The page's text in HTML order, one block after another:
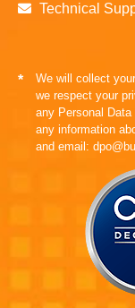
Technical
*
We will collect
we respect your
any Personal
any information
and email: